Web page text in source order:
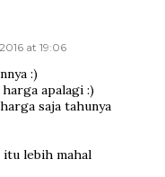
at 19:06
:)
apalagi :)
saja tahunya
itu lebih mahal